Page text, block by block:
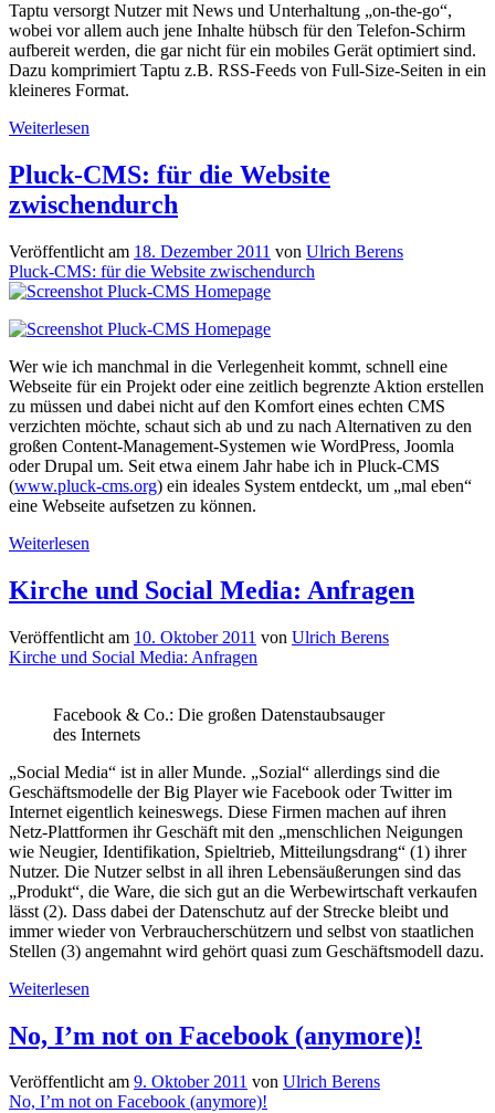
Taptu versorgt Nutzer mit News und Unterhaltung „on-the-go“,
wobei vor allem auch jene Inhalte hübsch für den Telefon-Schirm
aufbereit werden, die gar nicht für ein mobiles Gerät optimiert sind.
Dazu komprimiert Taptu z.B. RSS-Feeds von Full-Size-Seiten in ein
kleineres Format.
Weiterlesen
App
unter
Android:
Pluck-CMS: für die Website
zwischendurch
Veröffentlicht am 18. Dezember 2011 von Ulrich Berens
Pluck-CMS: für die Website zwischendurch
Wer wie ich manchmal in die Verlegenheit kommt, schnell eine
Webseite für ein Projekt oder eine zeitlich begrenzte Aktion erstellen
zu müssen und dabei nicht auf den Komfort eines echten CMS
verzichten möchte, schaut sich ab und zu nach Alternativen zu den
großen Content-Management-Systemen wie WordPress, Joomla
oder Drupal um. Seit etwa einem Jahr habe ich in Pluck-CMS
(www.pluck-cms.org) ein ideales System entdeckt, um „mal eben“
eine Webseite aufsetzen zu können.
Weiterlesen
die
zwischendurch
Kirche und Social Media: Anfragen
Veröffentlicht am 10. Oktober 2011 von Ulrich Berens
Kirche und Social Media: Anfragen
Facebook & Co.: Die großen Datenstaubsauger
des Internets
„Social Media“ ist in aller Munde. „Sozial“ allerdings sind die
Geschäftsmodelle der Big Player wie Facebook oder Twitter im
Internet eigentlich keineswegs. Diese Firmen machen auf ihren
Netz-Plattformen ihr Geschäft mit den „menschlichen Neigungen
wie Neugier, Identifikation, Spieltrieb, Mitteilungsdrang“ (1) ihrer
Nutzer. Die Nutzer selbst in all ihren Lebensäußerungen sind das
„Produkt“, die Ware, die sich gut an die Werbewirtschaft verkaufen
lässt (2). Dass dabei der Datenschutz auf der Strecke bleibt und
immer wieder von Verbraucherschützern und selbst von staatlichen
Stellen (3) angemahnt wird gehört quasi zum Geschäftsmodell dazu.
Weiterlesen
Media:
No, I’m not on Facebook (anymore)!
Veröffentlicht am 9. Oktober 2011 von Ulrich Berens
No, I’m not on Facebook (anymore)!